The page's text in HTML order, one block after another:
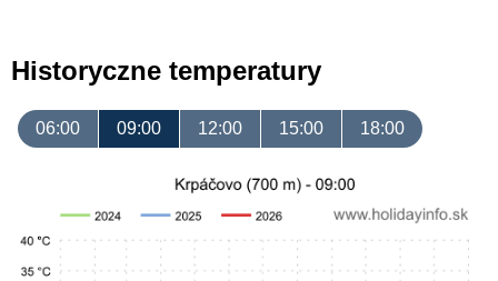
Historyczne temperatury
06:00 09:00 12:00 15:00 18:00